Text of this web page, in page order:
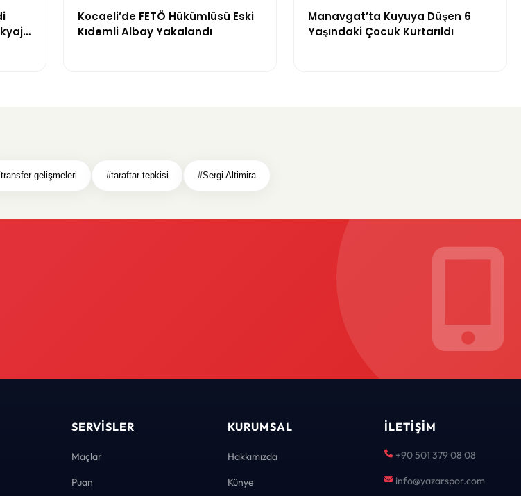
Kocaeli’de FETÖ Hükümlüsü Eski
Kıdemli Albay Yakalandı
Manavgat’ta Kuyuya Düşen 6
Yaşındaki Çocuk Kurtarıldı
gelişmeleri #taraftar tepkisi #Sergi Altimira
SERVISLER
Maçlar
Puan
KURUMSAL
Hakkımızda
Künye
İLETIŞIM
+90 501 379 08 08
info@yazarspor.com